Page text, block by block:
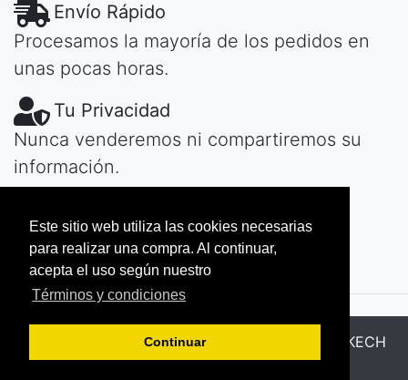
Este sitio web utiliza las cookies necesarias
para realizar una compra. Al continuar,
acepta el uso según nuestro
Términos y condiciones
Continuar
Envío Rápido
Procesamos la mayoría de los pedidos en
unas pocas horas.
Tu Privacidad
Nunca venderemos ni compartiremos su
información.
Contactarde día o de noche, te
responderemos rápidamente...
Todos los derechos reservados © 2026 MAROKECH